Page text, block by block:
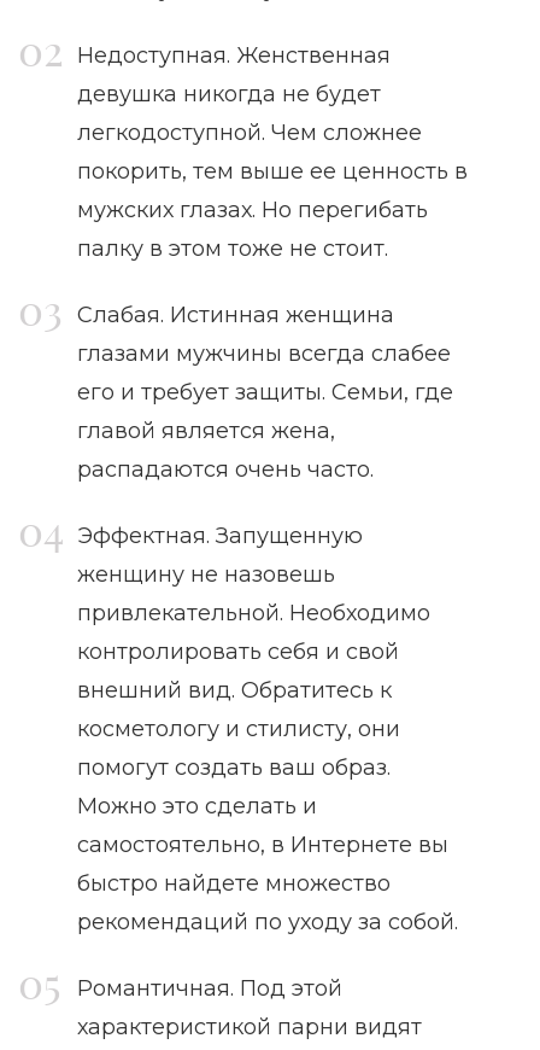
Недоступная. Женственная
девушка никогда не будет
легкодоступной. Чем сложнее
покорить, тем выше ее ценность в
мужских глазах. Но перегибать
палку в этом тоже не стоит.
Слабая. Истинная женщина
глазами мужчины всегда слабее
его и требует защиты. Семьи, где
главой является жена,
распадаются очень часто.
Эффектная. Запущенную
женщину не назовешь
привлекательной. Необходимо
контролировать себя и свой
внешний вид. Обратитесь к
косметологу и стилисту, они
помогут создать ваш образ.
Можно это сделать и
самостоятельно, в Интернете вы
быстро найдете множество
рекомендаций по уходу за собой.
Романтичная. Под этой
характеристикой парни видят